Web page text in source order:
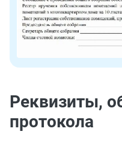
Реквизиты,
протокола